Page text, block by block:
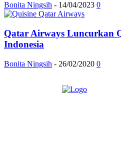
Bonita Ningsih - 14/04/2023 0
Qatar Airways Luncurkan
Indonesia
Bonita Ningsih - 26/02/2020 0